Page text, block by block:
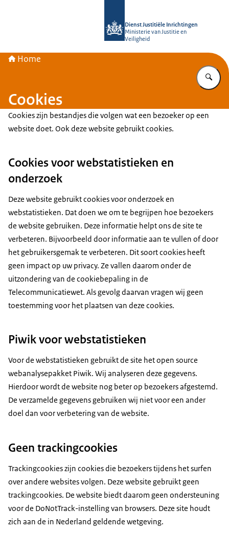
Dienst Justitiële Inrichtingen
Ministerie van Justitie en
Veiligheid
Home
Cookies
Cookies zijn bestandjes die volgen wat een bezoeker op een
website doet. Ook deze website gebruikt cookies.
Cookies voor webstatistieken en
onderzoek
Deze website gebruikt cookies voor onderzoek en
webstatistieken. Dat doen we om te begrijpen hoe bezoekers
de website gebruiken. Deze informatie helpt ons de site te
verbeteren. Bijvoorbeeld door informatie aan te vullen of door
het gebruikersgemak te verbeteren. Dit soort cookies heeft
geen impact op uw privacy. Ze vallen daarom onder de
uitzondering van de cookiebepaling in de
Telecommunicatiewet. Als gevolg daarvan vragen wij geen
toestemming voor het plaatsen van deze cookies.
Piwik voor webstatistieken
Voor de webstatistieken gebruikt de site het open source
webanalysepakket Piwik. Wij analyseren deze gegevens.
Hierdoor wordt de website nog beter op bezoekers afgestemd.
De verzamelde gegevens gebruiken wij niet voor een ander
doel dan voor verbetering van de website.
Geen trackingcookies
Trackingcookies zijn cookies die bezoekers tijdens het surfen
over andere websites volgen. Deze website gebruikt geen
trackingcookies. De website biedt daarom geen ondersteuning
voor de DoNotTrack-instelling van browsers. Deze site houdt
zich aan de in Nederland geldende wetgeving.